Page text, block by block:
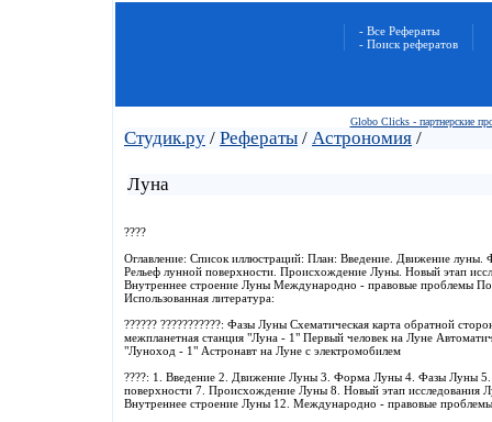
- Все Рефераты
- Поиск рефератов
Globo Clicks - партнерские
Студик.ру / Рефераты / Астрономия /
Луна
????
Оглавление: Список иллюстраций: План: Введение. Движение
Рельеф лунной поверхности. Происхождение Луны. Новый этап
Внутреннее строение Луны Международно - правовые проблемы
Использованная литература:
?????? ???????????: Фазы Луны Схематическая карта обратной
межпланетная станция "Луна - 1" Первый человек на Луне
"Луноход - 1" Астронавт на Луне с электромобилем
????: 1. Введение 2. Движение Луны 3. Форма Луны 4. Фазы Луны
поверхности 7. Происхождение Луны 8. Новый этап исследования
Внутреннее строение Луны 12. Международно - правовые проблемы